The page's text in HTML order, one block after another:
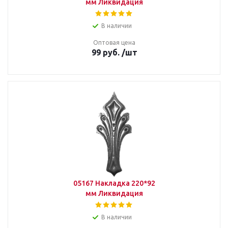
мм Ликвидация
В наличии
Оптовая цена
99руб. /шт
05167 Накладка 220*92
мм Ликвидация
В наличии